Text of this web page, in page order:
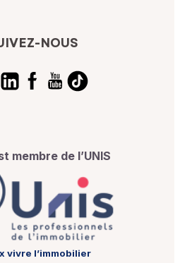
NOUS
membre de l’UNIS
vivre l’immobilier